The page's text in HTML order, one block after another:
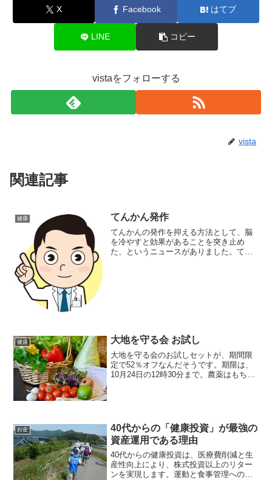
X Facebook はてブ
LINE コピー
vistaをフォローする
vista
関連記事
健康 てんかん発作
てんかんの発作を抑える方法として、脳
を冷やすと効果があることを突き止め
た、というニュースがありました。てん
健康 大地を守る会 お試し
大地を守る会のお試しセットが、期間限
定で52％オフなんだそうです。期限は、
10月24日の12時30分まで。農薬はもちろ
お金
40代からの「健康投資」が最強の
資産運用である理由
40代からの健康投資は、医療費削減と生
産性向上により、株式投資以上のリター
ンを実現します。運動と食事管理への投